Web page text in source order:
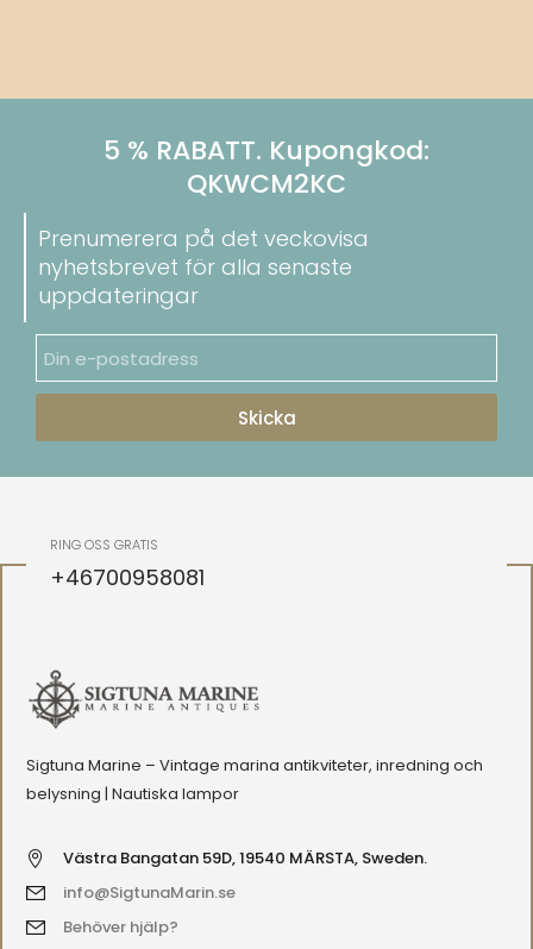
5 % RABATT. Kupongkod:
QKWCM2KC
Prenumerera på det veckovisa
nyhetsbrevet för alla senaste
uppdateringar
Skicka
RING OSS GRATIS
+46700958081
Sigtuna Marine – Vintage marina antikviteter, inredning och
belysning | Nautiska lampor
Västra Bangatan 59D, 19540 MÄRSTA, Sweden.
info@SigtunaMarin.se
Behöver hjälp?